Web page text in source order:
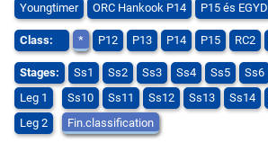
Youngtimer
ORC Hankook P14 P15 és EGYD
Class: * P12 P13 P14 P15 RC2
Stages: Ss1 Ss2 Ss3 Ss4 Ss5 Ss6
Leg 1
Ss10 Ss11 Ss12 Ss13 Ss14
Leg 2
Fin.classification